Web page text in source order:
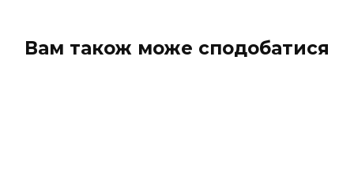
Вам також може сподобатися